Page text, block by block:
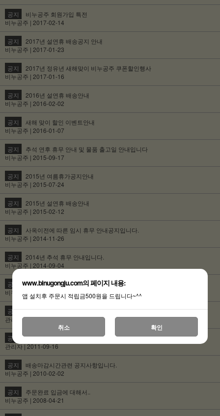
공지
비누공주 회원가입 특전
비누공주 | 2017-02-14
공지
2017년 설연휴 배송공지 안내
비누공주 | 2017-01-23
공지
2017년 정유년 새해맞이 비누공주 쿠폰할인행사
비누공주 | 2017-01-16
공지
2016년 설연휴 배송안내
비누공주 | 2016-02-02
공지
새해 맞이 할인 이벤트안내
비누공주 | 2016-01-07
공지
추석 연후 휴무 안내 및 물품 출고일 안내입니다
비누공주 | 2015-09-17
공지
2015년 여름휴가공지안내
비누공주 | 2015-07-24
공지
2015년 설연휴 배송안내
비누공주 | 2015-02-12
공지
사옥이전에 따른 임시 휴무 안내공지입니다.
비누공주 | 2014-11-26
공지
2014년 추석 휴무 안내입니다.
비누공주 | 2014-09-04
공지
공주님들의 특별한 택배 이용방법
비누공주 | 2011-10-21
공지
학교및 관공서 단체구매
관리자 | 2011-09-16
공지
세금계산서&현금영수증발급안내
관리자 | 2011-09-16
공지
배송마감시간관련 공지사항입니다.
비누공주 | 2010-02-02
공지
주문완료 입금에 대해서..
비누공주 | 2008-04-21
www.binugongju.com의 페이지 내용:
앱 설치후 주문시 적립금500원을 드립니다~^^
취소 확인